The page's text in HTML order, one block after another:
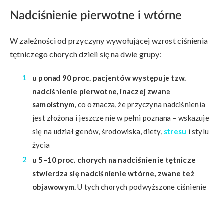
Nadciśnienie pierwotne i wtórne
W zależności od przyczyny wywołującej wzrost ciśnienia
tętniczego chorych dzieli się na dwie grupy:
u ponad 90 proc. pacjentów występuje tzw.
nadciśnienie pierwotne, inaczej zwane
samoistnym, co oznacza, że przyczyna nadciśnienia
jest złożona i jeszcze nie w pełni poznana – wskazuje
się na udział genów, środowiska, diety, stresu i stylu
życia
u 5–10 proc. chorych na nadciśnienie tętnicze
stwierdza się nadciśnienie wtórne, zwane też
objawowym.U tych chorych podwyższone ciśnienie